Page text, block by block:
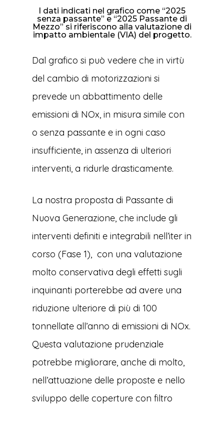
I dati indicati nel grafico come “2025
senza passante” e “2025 Passante di
Mezzo” si riferiscono alla valutazione di
impatto ambientale (VIA) del progetto.
Dal grafico si può vedere che in virtù
del cambio di motorizzazioni si
prevede un abbattimento delle
emissioni di NOx, in misura simile con
o senza passante e in ogni caso
insufficiente, in assenza di ulteriori
interventi, a ridurle drasticamente.
La nostra proposta di Passante di
Nuova Generazione, che include gli
interventi definiti e integrabili nell’iter in
corso (Fase 1), con una valutazione
molto conservativa degli effetti sugli
inquinanti porterebbe ad avere una
riduzione ulteriore di più di 100
tonnellate all’anno di emissioni di NOx.
Questa valutazione prudenziale
potrebbe migliorare, anche di molto,
nell’attuazione delle proposte e nello
sviluppo delle coperture con filtro